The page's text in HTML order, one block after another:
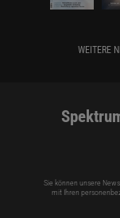
WEITERE
Sie können unsere
mit Ihren